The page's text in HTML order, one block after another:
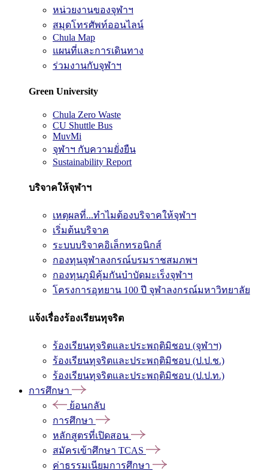
หน่วยงานของจุฬาฯ
สมุดโทรศัพท์ออนไลน์
Chula Map
แผนที่และการเดินทาง
ร่วมงานกับจุฬาฯ
Green University
Chula Zero Waste
CU Shuttle Bus
MuvMi
จุฬาฯ กับความยั่งยืน
Sustainability Report
บริจาคให้จุฬาฯ
เหตุผลที่...ทำไมต้องบริจาคให้จุฬาฯ
เริ่มต้นบริจาค
ระบบบริจาคอิเล็กทรอนิกส์
กองทุนจุฬาลงกรณ์บรมราชสมภพฯ
กองทุนภูมิคุ้มกันบำบัดมะเร็งจุฬาฯ
โครงการอุทยาน 100 ปี จุฬาลงกรณ์มหาวิทยาลัย
แจ้งเรื่องร้องเรียนทุจริต
ร้องเรียนทุจริตและประพฤติมิชอบ (จุฬาฯ)
ร้องเรียนทุจริตและประพฤติมิชอบ (ป.ป.ช.)
ร้องเรียนทุจริตและประพฤติมิชอบ (ป.ป.ท.)
การศึกษา
ย้อนกลับ
การศึกษา
หลักสูตรที่เปิดสอน
สมัครเข้าศึกษา TCAS
ค่าธรรมเนียมการศึกษา